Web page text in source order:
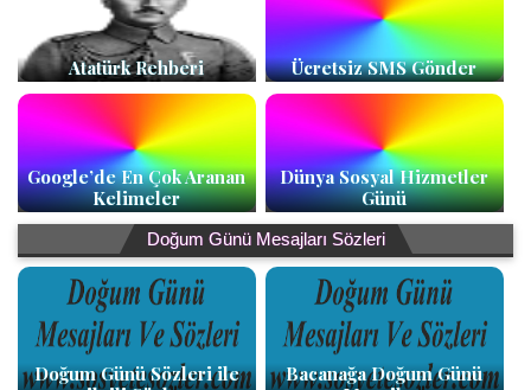
Atatürk Rehberi Ücretsiz SMS Gönder
Google’de En Çok Aranan
Kelimeler
Dünya Sosyal Hizmetler
Günü
Doğum Günü Mesajları Sözleri
Doğum Günü Sözleri ile
Bacanağa Doğum Günü